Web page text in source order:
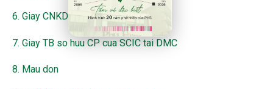
6. Giay CNKD DMC
7. Giay TB so huu CP cua SCIC tai DMC
8. Mau don